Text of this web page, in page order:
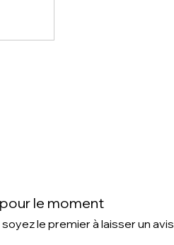
le moment
le premier à laisser un